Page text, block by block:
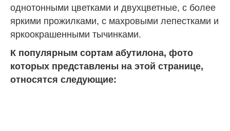
однотонными цветками и двухцветные, с более
яркими прожилками, с махровыми лепестками и
яркоокрашенными тычинками.
К популярным сортам абутилона, фото
которых представлены на этой странице,
относятся следующие: